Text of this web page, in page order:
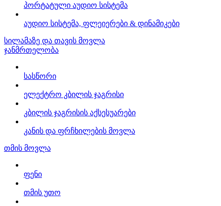
პორტატული აუდიო სისტემა
აუდიო სისტემა, ფლეიერები & დინამიკები
სილამაზე და თავის მოვლა
ჯანმრთელობა
სასწორი
ელექტრო კბილის ჯაგრისი
კბილის ჯაგრისის აქსესუარები
კანის და ფრჩხილების მოვლა
თმის მოვლა
ფენი
თმის უთო